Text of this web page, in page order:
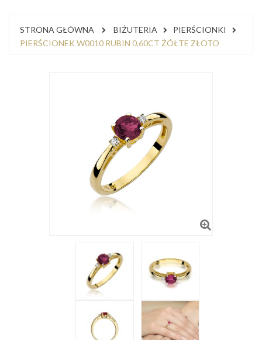
STRONA GŁÓWNA BIŻUTERIA
PIERŚCIONKI
PIERŚCIONEK W0010 RUBIN 0,60CT ŻÓŁTE ZŁOTO